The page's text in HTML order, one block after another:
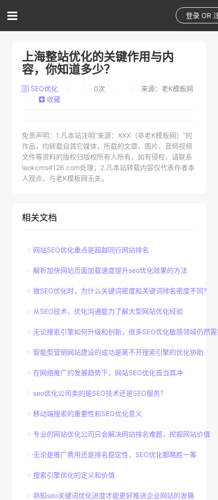
登录 OR
上海整站优化的关键作用与内
容，你知道多少？
SEO优化 0次
来源：老K模板网
收藏
免责声明：1.凡本站注明“来源：XXX（非老K模板网）”的
作品，均转载自其它媒体，所载的文章、图片、音频视频
文件等资料的版权归版权所有人所有，如有侵权，请联系
laokcms#126.com处理；2.凡本站转载内容仅代表作者本
人观点，与老K模板网无关。
相关文档
网站SEO优化重点是超越同行网站排名
解析加快网站页面加载速度提升seo优化效果的方法
做SEO优化时，为什么关键词密度和关键词排名密度不同？
从SEO技术、优化沟通能力了解大型网站优化经验
无论搜索引擎如何升级和创新，很多SEO优化敏感领域仍然
智能型营销网站建设的成功是离不开搜索引擎的优化协助
在网络推广的发展趋势下，网站SEO优化首当其冲
seo优化公司卖的是SEO技术还是SEO服务？
移动端搜索的重要性和SEO优化意义
专业的网站优化公司只会解决网站排名难题，挖掘网站价值
无论是推广费用还是排名稳定性，SEO优化都略胜一筹
搜索引擎优化的定义和价值
熟知seo关键词优化进度才能更好推进企业网站的发展